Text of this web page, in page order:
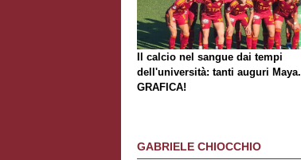
Il calcio nel sangue dai tempi
dell'università: tanti auguri Maya.
GRAFICA!
GABRIELE CHIOCCHIO